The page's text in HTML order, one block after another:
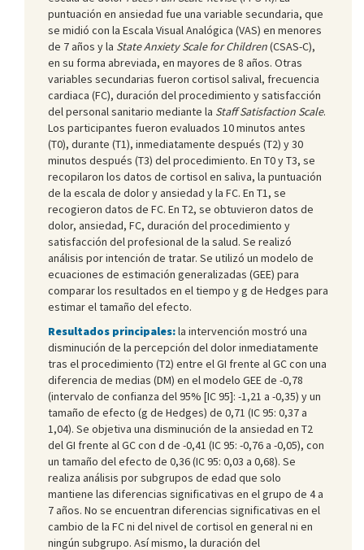
puntuación en ansiedad fue una variable secundaria, que
se midió con la Escala Visual Analógica (VAS) en menores
de 7 años y la State Anxiety Scale for Children(CSAS-C),
en su forma abreviada, en mayores de 8 años. Otras
variables secundarias fueron cortisol salival, frecuencia
cardiaca (FC), duración del procedimiento y satisfacción
del personal sanitario mediante la Staff Satisfaction Scale.
Los participantes fueron evaluados 10 minutos antes
(T0), durante (T1), inmediatamente después (T2) y 30
minutos después (T3) del procedimiento. En T0 y T3, se
recopilaron los datos de cortisol en saliva, la puntuación
de la escala de dolor y ansiedad y la FC. En T1, se
recogieron datos de FC. En T2, se obtuvieron datos de
dolor, ansiedad, FC, duración del procedimiento y
satisfacción del profesional de la salud. Se realizó
análisis por intención de tratar. Se utilizó un modelo de
ecuaciones de estimación generalizadas (GEE) para
comparar los resultados en el tiempo y g de Hedges para
estimar el tamaño del efecto.
Resultados principales:la intervención mostró una
disminución de la percepción del dolor inmediatamente
tras el procedimiento (T2) entre el GI frente al GC con una
diferencia de medias (DM) en el modelo GEE de -0,78
(intervalo de confianza del 95% [IC 95]: -1,21 a -0,35) y un
tamaño de efecto (g de Hedges) de 0,71 (IC 95: 0,37 a
1,04). Se objetiva una disminución de la ansiedad en T2
del GI frente al GC con d de -0,41 (IC 95: -0,76 a -0,05), con
un tamaño del efecto de 0,36 (IC 95: 0,03 a 0,68). Se
realiza análisis por subgrupos de edad que solo
mantiene las diferencias significativas en el grupo de 4 a
7 años. No se encuentran diferencias significativas en el
cambio de la FC ni del nivel de cortisol en general ni en
ningún subgrupo. Así mismo, la duración del